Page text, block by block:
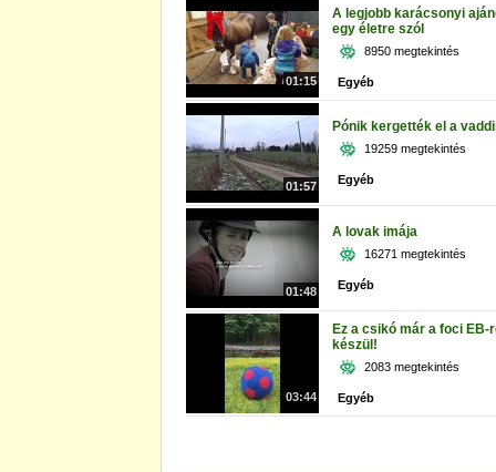
01:15
01:57
A legjobb karácsonyi
egy életre szól
8950 megtekintés
Egyéb
01:48
Pónik kergették el a
19259 megtekintés
Egyéb
03:44
A lovak imája
16271 megtekintés
Egyéb
Ez a csikó már a foci EB-
készül!
2083 megtekintés
Egyéb